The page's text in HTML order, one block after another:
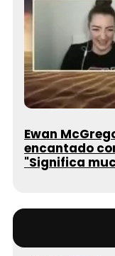
Ewan
encantado
"Significa